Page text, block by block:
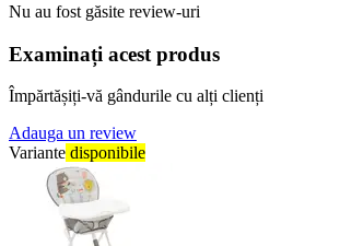
Nu au fost găsite review-uri
Examinați acest produs
Împărtășiți-vă gândurile cu alți clienți
Adauga un review
Variante disponibile